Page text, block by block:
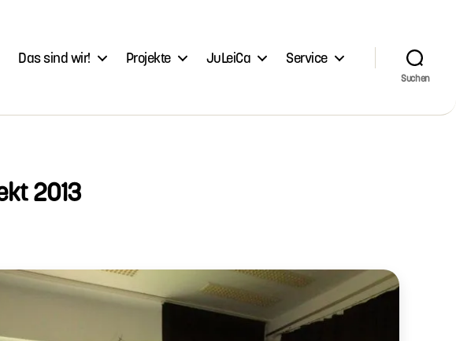
Das sind wir! Projekte JuLeiCa Service
Suchen
2013